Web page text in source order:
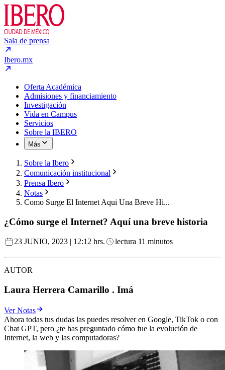
Sala de prensa
Ibero.mx
Oferta Académica
Admisiones y financiamiento
Investigación
Vida en Campus
Servicios
Sobre la IBERO
Más
Sobre la Ibero
Comunicación institucional
Prensa Ibero
Notas
Como Surge El Internet Aqui Una Breve Hi...
¿Cómo surge el Internet? Aquí una breve historia
23 JUNIO, 2023 | 12:12 hrs. lectura 11 minutos
AUTOR
Laura Herrera Camarillo . Imá
Ver Notas
Ahora todas tus dudas las puedes resolver en Google, TikTok o con
Chat GPT, pero ¿te has preguntado cómo fue la evolución de
Internet, la web y las computadoras?